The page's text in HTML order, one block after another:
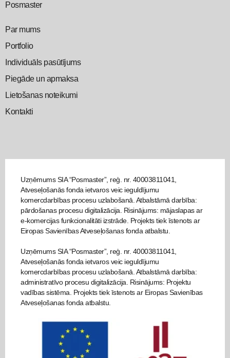
Posmaster
Par mums
Portfolio
Individuāls pasūtījums
Piegāde un apmaksa
Lietošanas noteikumi
Kontakti
Uzņēmums SIA “Posmaster”, reģ. nr. 40003811041,
Atveseļošanās fonda ietvaros veic ieguldījumu
komercdarbības procesu uzlabošanā. Atbalstāmā darbība:
pārdošanas procesu digitalizācija. Risinājums: mājaslapas ar
e-komercijas funkcionalitāti izstrāde. Projekts tiek īstenots ar
Eiropas Savienības Atveseļošanas fonda atbalstu.
Uzņēmums SIA “Posmaster”, reģ. nr. 40003811041,
Atveseļošanās fonda ietvaros veic ieguldījumu
komercdarbības procesu uzlabošanā. Atbalstāmā darbība:
administratīvo procesu digitalizācija. Risinājums: Projektu
vadības sistēma. Projekts tiek īstenots ar Eiropas Savienības
Atveseļošanas fonda atbalstu.